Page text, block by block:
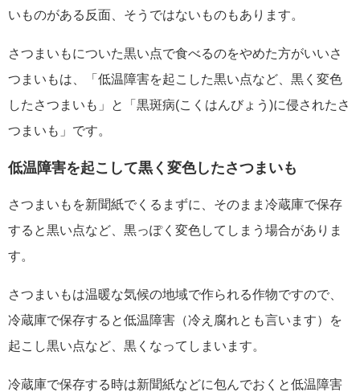
いものがある反面、そうではないものもあります。
さつまいもについた黒い点で食べるのをやめた方がいいさ
つまいもは、「低温障害を起こした黒い点など、黒く変色
したさつまいも」と「黒斑病(こくはんびょう)に侵されたさ
つまいも」です。
低温障害を起こして黒く変色したさつまいも
さつまいもを新聞紙でくるまずに、そのまま冷蔵庫で保存
すると黒い点など、黒っぽく変色してしまう場合がありま
す。
さつまいもは温暖な気候の地域で作られる作物ですので、
冷蔵庫で保存すると低温障害（冷え腐れとも言います）を
起こし黒い点など、黒くなってしまいます。
冷蔵庫で保存する時は新聞紙などに包んでおくと低温障害